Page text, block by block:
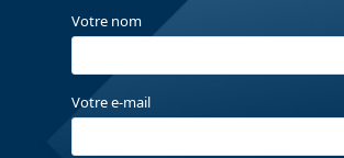
Votre nom
Votre e-mail